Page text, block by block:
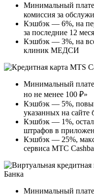
Минимальный
комиссия за
Кэшбэк — 6%, на
за последние 12
Кэшбэк — 3%, на
клиник МЕДСИ
Минимальный
но не менее 100 ₽»
Кэшбэк — 5%,
указанных на сайте
Кэшбэк — 1%,
штрафов в
Кэшбэк — 25%,
сервиса МТС
Минимальный